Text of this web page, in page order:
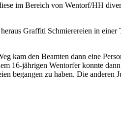
im Bereich von Wentorf/HH
Graffiti Schmierereien in
kam den Beamten dann eine
16-jährigen Wentorfer konnte
begangen zu haben. Die